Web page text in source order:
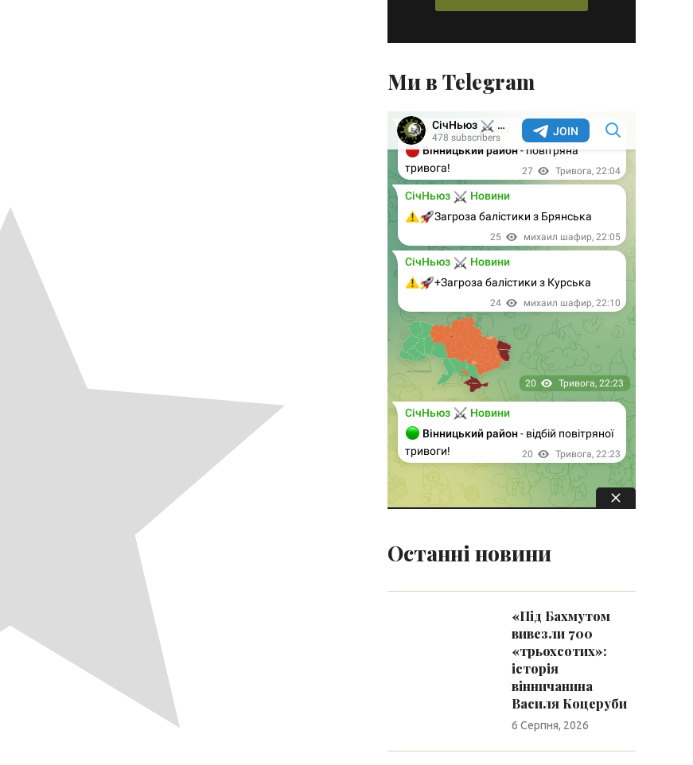
Ми в Telegram
Останні новини
«Під Бахмутом
вивезли 700
«трьохсотих»:
історія
вінничанина
Василя Коцеруби
6 Серпня, 2026